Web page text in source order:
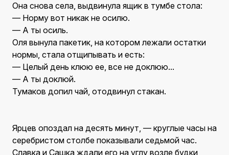
Она снова села, выдвинула ящик в тумбе стола:
— Норму вот никак не осилю.
— А ты осиль.
Оля вынула пакетик, на котором лежали остатки
нормы, стала отщипывать и есть:
— Целый день клюю ее, все не доклюю...
— А ты доклюй.
Тумаков допил чай, отодвинул стакан.
Ярцев опоздал на десять минут, — круглые часы на
серебристом столбе показывали седьмой час.
Славка и Сашка ждали его на углу возле будки